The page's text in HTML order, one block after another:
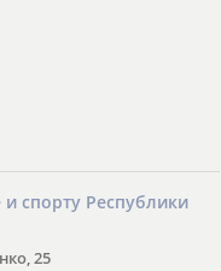
и спорту Республики
25